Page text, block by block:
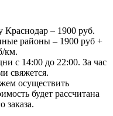
Краснодар – 1900 руб.
районы – 1900 руб +
км.
с 14:00 до 22:00. За час
свяжется.
осуществить
будет рассчитана
заказа.